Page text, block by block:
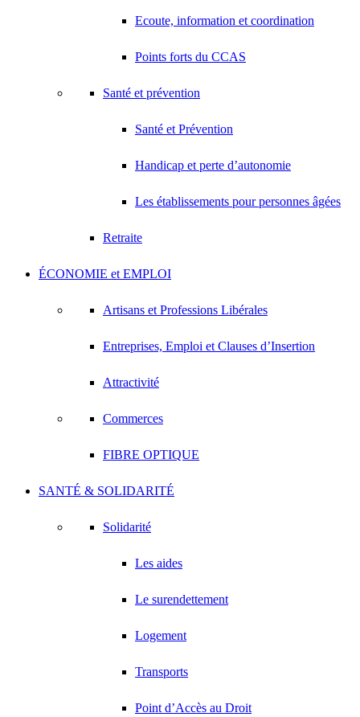
Ecoute, information et coordination
Points forts du CCAS
Santé et prévention
Santé et Prévention
Handicap et perte d’autonomie
Les établissements pour personnes âgées
Retraite
ÉCONOMIE et EMPLOI
Artisans et Professions Libérales
Entreprises, Emploi et Clauses d’Insertion
Attractivité
Commerces
FIBRE OPTIQUE
SANTÉ & SOLIDARITÉ
Solidarité
Les aides
Le surendettement
Logement
Transports
Point d’Accès au Droit